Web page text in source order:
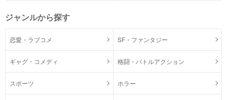
ジャンルから探す
恋愛・ラブコメ SF・ファンタジー
ギャグ・コメディ 格闘・バトルアクション
スポーツ ホラー